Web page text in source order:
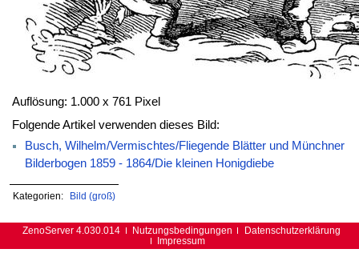
Auflösung: 1.000 x 761 Pixel
Folgende Artikel verwenden dieses Bild:
Busch, Wilhelm/Vermischtes/Fliegende Blätter und Münchner
Bilderbogen 1859 - 1864/Die kleinen Honigdiebe
Kategorien: Bild (groß)
ZenoServer 4.030.014 Nutzungsbedingungen
Datenschutzerklärung
Impressum